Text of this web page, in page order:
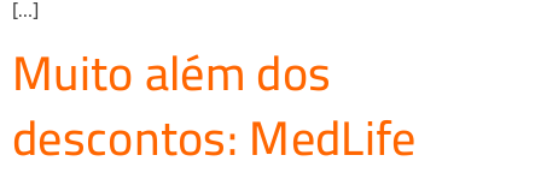
[…]
Muito além dos
descontos: MedLife